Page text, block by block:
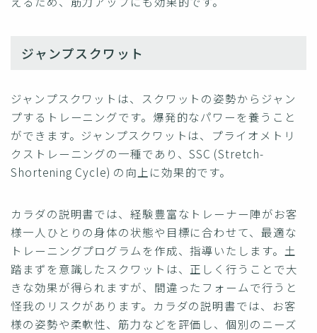
ジャンプスクワット
ジャンプスクワットは、スクワットの姿勢からジャン
プするトレーニングです。爆発的なパワーを養うこと
ができます。ジャンプスクワットは、プライオメトリ
クストレーニングの一種であり、SSC (Stretch-
Shortening Cycle) の向上に効果的です。
カラダの説明書では、経験豊富なトレーナー陣がお客
様一人ひとりの身体の状態や目標に合わせて、最適な
トレーニングプログラムを作成、指導いたします。土
踏まずを意識したスクワットは、正しく行うことで大
きな効果が得られますが、間違ったフォームで行うと
怪我のリスクがあります。カラダの説明書では、お客
様の姿勢や柔軟性、筋力などを評価し、個別のニーズ